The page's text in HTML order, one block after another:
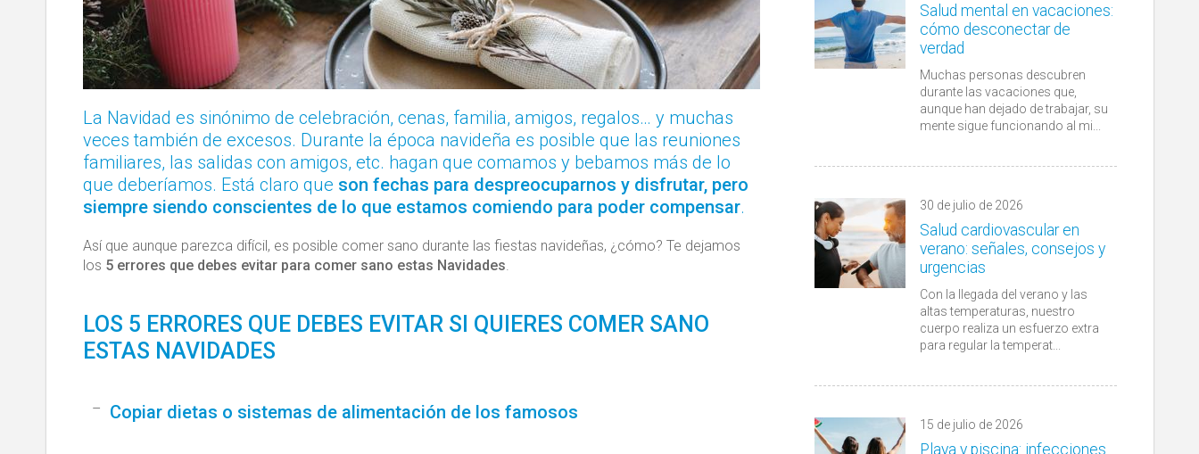
La Navidad es sinónimo de celebración, cenas, familia, amigos, regalos… y muchas
veces también de excesos. Durante la época navideña es posible que las reuniones
familiares, las salidas con amigos, etc. hagan que comamos y bebamos más de lo
que deberíamos. Está claro que son fechas para despreocuparnos y disfrutar, pero
siempre siendo conscientes de lo que estamos comiendo para poder compensar.
Así que aunque parezca difícil, es posible comer sano durante las fiestas navideñas, ¿cómo? Te dejamos
los 5 errores que debes evitar para comer sano estas Navidades
LOS 5 ERRORES QUE DEBES EVITAR SI QUIERES COMER SANO
ESTAS NAVIDADES
Copiar dietas o sistemas de alimentación de los famosos
Salud mental en vacaciones:
cómo desconectar de
verdad
Muchas personas descubren
durante las vacaciones que,
aunque han dejado de trabajar, su
mente sigue funcionando al mi...
30 de julio de 2026
Salud cardiovascular en
verano: señales, consejos y
urgencias
Con la llegada del verano y las
altas temperaturas, nuestro
cuerpo realiza un esfuerzo extra
para regular la temperat...
15 de julio de 2026
Playa y piscina: infecciones